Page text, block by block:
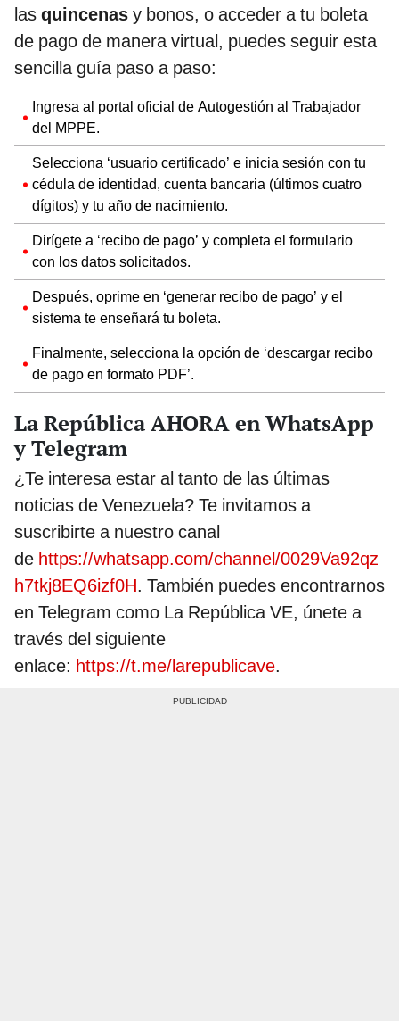
las quincenas y bonos, o acceder a tu boleta
de pago de manera virtual, puedes seguir esta
sencilla guía paso a paso:
Ingresa al portal oficial de Autogestión al Trabajador
del MPPE.
Selecciona ‘usuario certificado’ e inicia sesión con tu
cédula de identidad, cuenta bancaria (últimos cuatro
dígitos) y tu año de nacimiento.
Dirígete a ‘recibo de pago’ y completa el formulario
con los datos solicitados.
Después, oprime en ‘generar recibo de pago’ y el
sistema te enseñará tu boleta.
Finalmente, selecciona la opción de ‘descargar recibo
de pago en formato PDF’.
La República AHORA en WhatsApp
y Telegram
¿Te interesa estar al tanto de las últimas
noticias de Venezuela? Te invitamos a
suscribirte a nuestro canal
de https://whatsapp.com/channel/0029Va92qz
h7tkj8EQ6izf0H. También puedes encontrarnos
en Telegram como La República VE, únete a
través del siguiente
enlace: https://t.me/larepublicave.